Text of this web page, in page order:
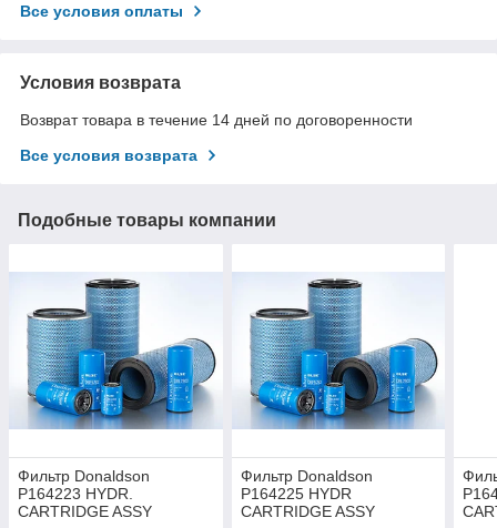
Все условия оплаты
Условия возврата
Возврат товара в течение 14 дней по договоренности
Все условия возврата
Подобные товары компании
Фильтр Donaldson
P164223 HYDR.
CARTRIDGE ASSY
Фильтр Donaldson
P164225 HYDR
CARTRIDGE ASSY